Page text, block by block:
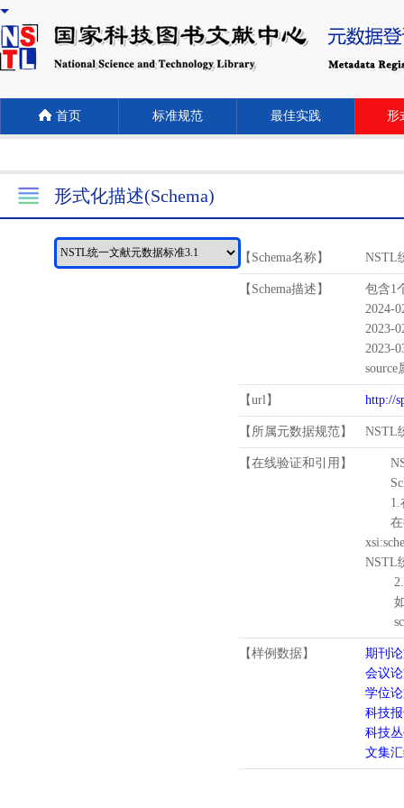
首页 标准规范 最佳实践 形
形式化描述(Schema)
【Schema名称】 NSTL
【Schema描述】
包含1
2024-
2023-
2023-
source
【url】 http://
【所属元数据规范】 NSTL
【在线验证和引用】
1.
在待
NSTL
2.
如需
【样例数据】
期刊
会议
学位
科技
科技
文集